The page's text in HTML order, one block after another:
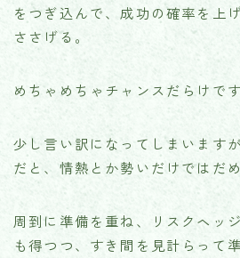
をつぎ込んで、成功の確率を上
ささげる。
めちゃめちゃチャンスだらけです
少し言い訳になってしまいます
だと、情熱とか勢いだけではだ
周到に準備を重ね、リスクヘッ
も得つつ、すき間を見計らって